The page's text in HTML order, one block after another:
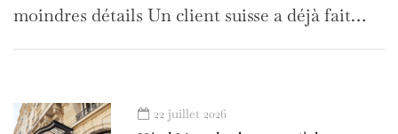
moindres détails Un client suisse a déjà fait…
22 juillet 2026